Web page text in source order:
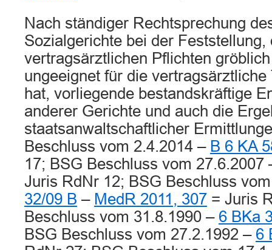
Nach ständiger Rechtsprechung
Sozialgerichte bei der Feststellung,
vertragsärztlichen Pflichten
ungeeignet für die
hat, vorliegende bestandskräftige
anderer Gerichte und auch die
staatsanwaltschaftlicher
Beschluss vom 2.4.2014 – B 6 KA
17; BSG Beschluss vom 27.6.2007
Juris RdNr 12; BSG Beschluss
32/09 B – MedR 2011, 307 = Juris
Beschluss vom 31.8.1990 – 6 BKa
BSG Beschluss vom 27.2.1992 – 6